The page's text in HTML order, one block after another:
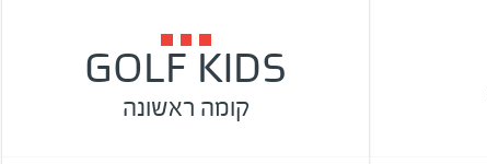
GOLF KIDS
קומה ראשונה